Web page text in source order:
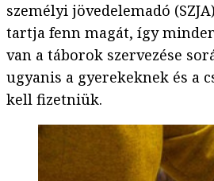
személyi jövedelemadó
tartja fenn magát, így
van a táborok szervezése
ugyanis a gyerekeknek és a
kell fizetniük.